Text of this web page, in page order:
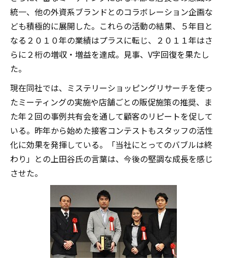
統一、他の外資系ブランドとのコラボレーション企画な
ども積極的に展開した。これらの活動の結果、５年目と
なる２０１０年の業績はプラスに転じ、２０１１年はさ
らに２桁の増収・増益を達成。見事、V字回復を果たし
た。
現在同社では、ミステリーショッピングリサーチを使っ
たミーティングの実施や店舗ごとの販促施策の推奨、ま
た年２回の事例共有会を通して顧客のリピートを促して
いる。昨年から始めた接客コンテストもスタッフの活性
化に効果を発揮している。「当社にとってのバブルは終
わり」との上田谷氏の言葉は、今後の堅調な成長を感じ
させた。